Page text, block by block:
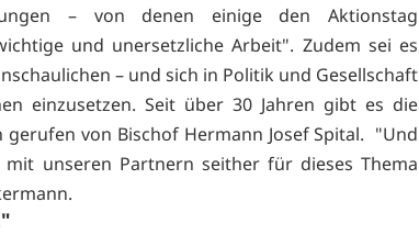
– von denen einige den Aktionstag
und unersetzliche Arbeit". Zudem sei es
– und sich in Politik und Gesellschaft
einzusetzen. Seit über 30 Jahren gibt es die
gerufen von Bischof Hermann Josef Spital. "Und
unseren Partnern seither für dieses Thema